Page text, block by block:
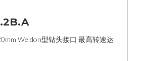
Weldon型钻头接口 最高转速达